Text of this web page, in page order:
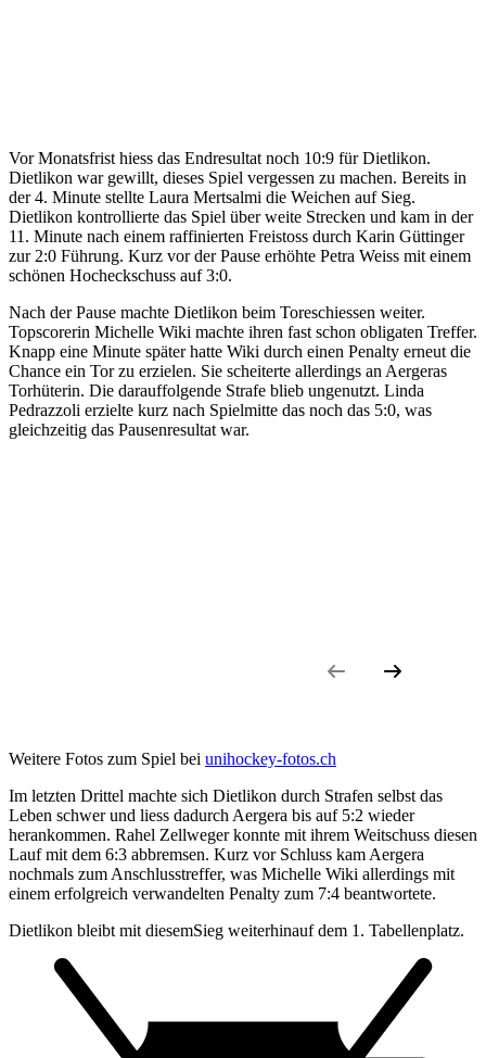
Vor Monatsfrist hiess das Endresultat noch 10:9 für Dietlikon.
Dietlikon war gewillt, dieses Spiel vergessen zu machen. Bereits in
der 4. Minute stellte Laura Mertsalmi die Weichen auf Sieg.
Dietlikon kontrollierte das Spiel über weite Strecken und kam in der
11. Minute nach einem raffinierten Freistoss durch Karin Güttinger
zur 2:0 Führung. Kurz vor der Pause erhöhte Petra Weiss mit einem
schönen Hocheckschuss auf 3:0.
Nach der Pause machte Dietlikon beim Toreschiessen weiter.
Topscorerin Michelle Wiki machte ihren fast schon obligaten Treffer.
Knapp eine Minute später hatte Wiki durch einen Penalty erneut die
Chance ein Tor zu erzielen. Sie scheiterte allerdings an Aergeras
Torhüterin. Die darauffolgende Strafe blieb ungenutzt. Linda
Pedrazzoli erzielte kurz nach Spielmitte das noch das 5:0, was
gleichzeitig das Pausenresultat war.
Weitere Fotos zum Spiel bei unihockey-fotos.ch
Im letzten Drittel machte sich Dietlikon durch Strafen selbst das
Leben schwer und liess dadurch Aergera bis auf 5:2 wieder
herankommen. Rahel Zellweger konnte mit ihrem Weitschuss diesen
Lauf mit dem 6:3 abbremsen. Kurz vor Schluss kam Aergera
nochmals zum Anschlusstreffer, was Michelle Wiki allerdings mit
einem erfolgreich verwandelten Penalty zum 7:4 beantwortete.
Dietlikon bleibt mit diesemSieg weiterhinauf dem 1. Tabellenplatz.